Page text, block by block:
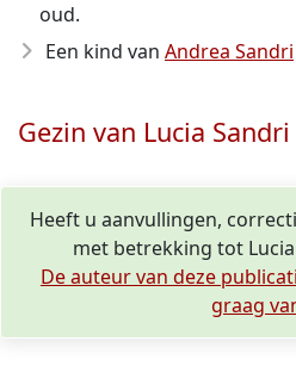
oud.
Een kind van Andrea Sandri
Gezin van Lucia Sandri
Heeft u aanvullingen,
met betrekking tot
De auteur van deze
graag